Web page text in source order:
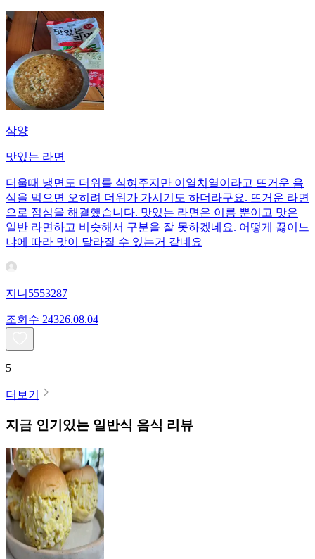
삼양
맛있는 라면
더울때 냉면도 더위를 식혀주지만 이열치열이라고 뜨거운 음
식을 먹으면 오히려 더위가 가시기도 하더라구요. 뜨거운 라면
으로 점심을 해결했습니다. 맛있는 라면은 이름 뿐이고 맛은
일반 라면하고 비슷해서 구분을 잘 못하겠네요. 어떻게 끓이느
냐에 따라 맛이 달라질 수 있는거 같네요
지니5553287
조회수 24326.08.04
5
더보기
지금 인기있는 일반식 음식 리뷰